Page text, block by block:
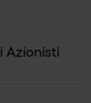
Azionisti